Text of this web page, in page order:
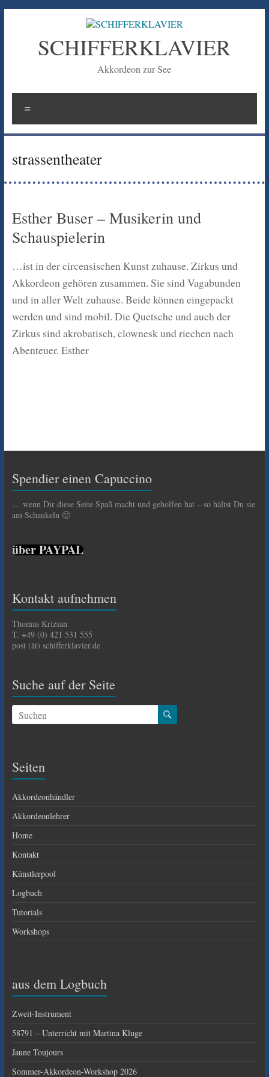
SCHIFFERKLAVIER
Akkordeon zur See
strassentheater
Esther Buser – Musikerin und
Schauspielerin
…ist in der circensischen Kunst zuhause. Zirkus und
Akkordeon gehören zusammen. Sie sind Vagabunden
und in aller Welt zuhause. Beide können eingepackt
werden und sind mobil. Die Quetsche und auch der
Zirkus sind akrobatisch, clownesk und riechen nach
Abenteuer. Esther
Spendier einen Capuccino
… wenn Dir diese Seite Spaß macht und geholfen hat – so hältst Du sie
am Schaukeln 🙂
über PAYPAL
Kontakt aufnehmen
Thomas Krizsan
T. +49 (0) 421 531 555
post (ät) schifferklavier.de
Suche auf der Seite
Seiten
Akkordeonhändler
Akkordeonlehrer
Home
Kontakt
Künstlerpool
Logbuch
Tutorials
Workshops
aus dem Logbuch
Zweit-Instrument
58791 – Unterricht mit Martina Kluge
Jaune Toujours
Sommer-Akkordeon-Workshop 2026